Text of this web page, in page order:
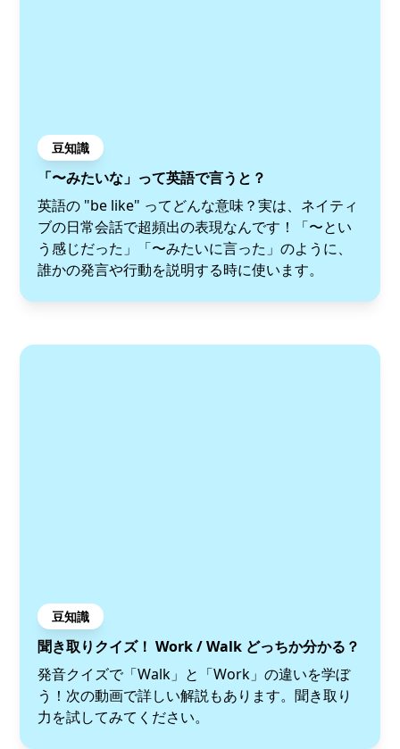
豆知識
「〜みたいな」って英語で言うと？
英語の "be like" ってどんな意味？実は、ネイティ
ブの日常会話で超頻出の表現なんです！「〜とい
う感じだった」「〜みたいに言った」のように、
誰かの発言や行動を説明する時に使います。
豆知識
聞き取りクイズ！ Work / Walk どっちか分かる？
発音クイズで「Walk」と「Work」の違いを学ぼ
う！次の動画で詳しい解説もあります。聞き取り
力を試してみてください。